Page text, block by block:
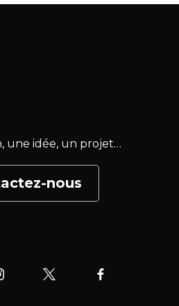
une idée, un projet…
nous